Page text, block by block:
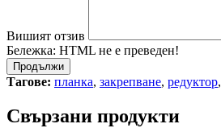
Вишият отзив
Бележка: HTML не е преведен!
Продължи
Тагове: планка, закрепване, редуктор,
Свързани продукти